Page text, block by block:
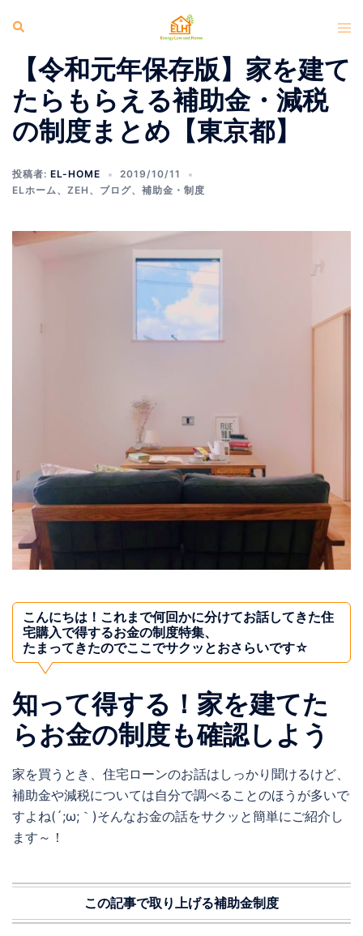
検
索
ト
ル
【令和元年保存版】家を建て
たらもらえる補助金・減税
の制度まとめ【東京都】
投稿者: EL-HOME
2019/10/11
ELホーム、 ZEH 、 ブログ、 補助金・制度
こんにちは！これまで何回かに分けてお話してきた住
宅購入で得するお金の制度特集、
たまってきたのでここでサクッとおさらいです☆
知って得する！家を建てた
らお金の制度も確認しよう
家を買うとき、住宅ローンのお話はしっかり聞けるけど、
補助金や減税については自分で調べることのほうが多いで
すよね(´;ω;｀)そんなお金の話をサクッと簡単にご紹介し
ます～！
この記事で取り上げる補助金制度